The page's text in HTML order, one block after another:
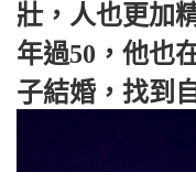
壯，人也更加
年過50，他也
子結婚，找到